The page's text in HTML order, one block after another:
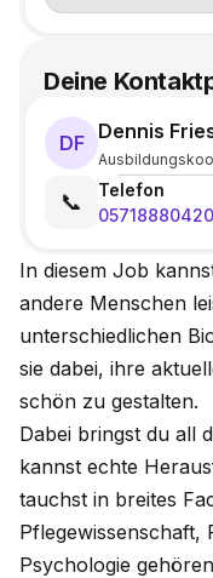
In diesem Job
andere Menschen
unterschiedlichen
sie dabei, ihre
schön zu gestalten.
Dabei bringst du all
kannst echte
tauchst in breites
Pflegewissenschaft,
Psychologie
Deine
DF Dennis
📞
Telefon